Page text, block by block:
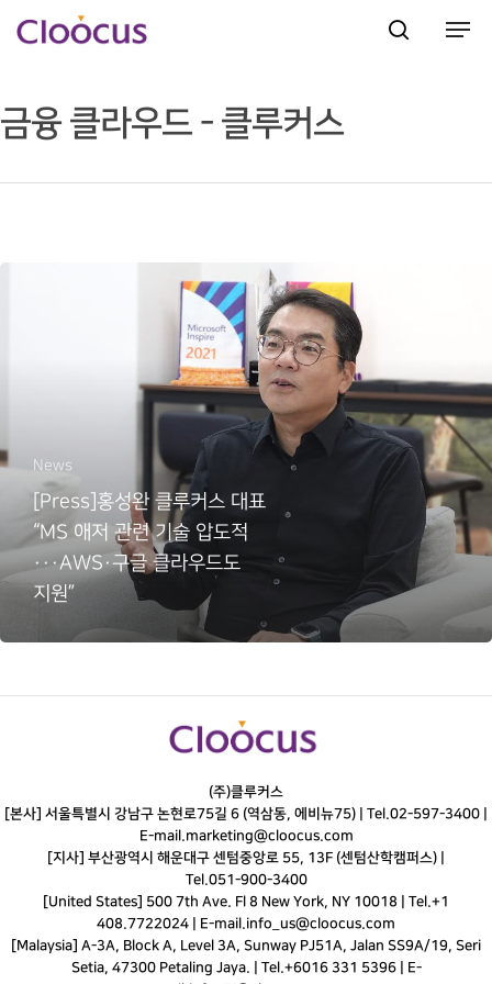
Hit enter to search or ESC to close
금융 클라우드 - 클루커스
News
[Press]홍성완 클루커스 대표
“MS 애저 관련 기술 압도적
···AWS·구글 클라우드도
지원”
(주)클루커스
[본사] 서울특별시 강남구 논현로75길 6 (역삼동, 에비뉴75) | Tel.02-597-3400
E-mail.marketing@cloocus.com
[지사] 부산광역시 해운대구 센텀중앙로 55, 13F (센텀산학캠퍼스) |
Tel.051-900-3400
[United States] 500 7th Ave. Fl 8 New York, NY 10018 | Tel.+1
408.7722024 | E-mail.info_us@cloocus.com
[Malaysia] A-3A, Block A, Level 3A, Sunway PJ51A, Jalan SS9A/19, Seri
Setia, 47300 Petaling Jaya. | Tel.+6016 331 5396 | E-